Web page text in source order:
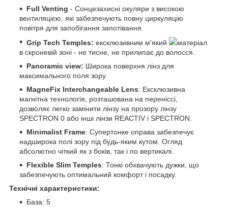
Full Venting - Сонцезахисні окуляри з високою
вентиляцією, які забезпечують повну циркуляцію
повітря для запобігання запотівання.
Grip Tech Temples: ексклюзивним м'який
матеріал
в скроневій зоні - не тисне, не прилипає до волосся.
Panoramic view: Широка поверхня лінз для
максимального поля зору.
MagneFix Interchangeable Lens: Ексклюзивна
магнітна технологія, розташована на переніссі,
дозволяє легко замінити лінзу на прозору лінзу
SPECTRON 0 або інші лінзи REACTIV і SPECTRON.
Minimalist Frame: Супертонке оправа забезпечує
надширока полі зору під будь-яким кутом. Огляд
абсолютно чіткий як з боків, так і по вертикалі.
Flexible Slim Temples: Тонкі обхвачують дужки, що
забезпечують оптимальний комфорт і посадку.
Технічні характеристики:
База: 5